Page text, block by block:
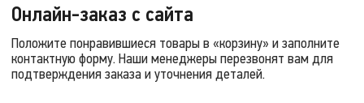
Онлайн-заказ с сайта
Положите понравившиеся товары в «корзину» и заполните
контактную форму. Наши менеджеры перезвонят вам для
подтверждения заказа и уточнения деталей.